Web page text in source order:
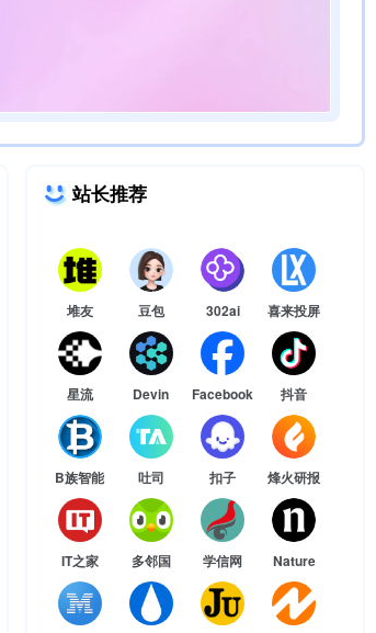
站长推荐
堆友 豆包 302ai 喜来投屏
星流 Devin Facebook 抖音
B族智能 吐司 扣子 烽火研报
IT之家 多邻国 学信网 Nature